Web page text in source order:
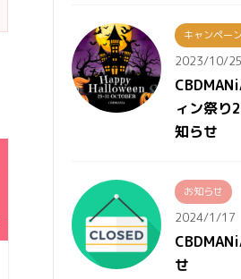
キャンペー
2023/10/25
ィン祭り
知らせ
お知らせ
2024/1/17
せ